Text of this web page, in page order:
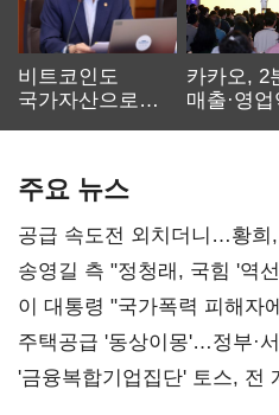
비트코인도
국가자산으로…'
카카오, 2
매출·영
주요 뉴스
공급 속도전 외치더니…황희
리모델링' 제안
송영길 측 "정청래, 국힘 '역
총선 지휘 못해"
이 대통령 "국가폭력 피해자
진실 밝혀야"
주택공급 '동상이몽'…정부·
'금융복합기업집단' 토스, 전